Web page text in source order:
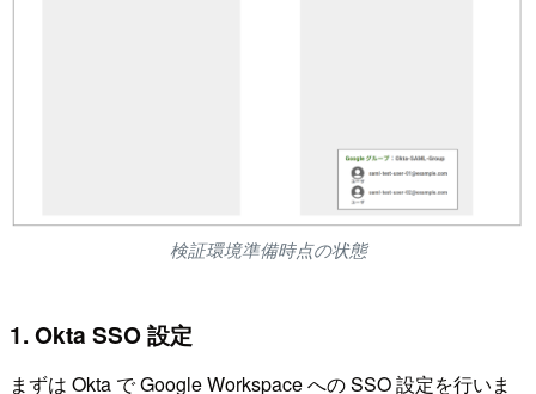
検証環境準備時点の状態
1. Okta SSO 設定
まずは Okta で Google Workspace への SSO 設定を行いま